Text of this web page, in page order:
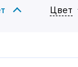
Цвет